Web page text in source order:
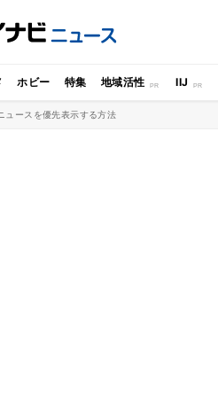
ホビー 特集 地域活性 IIJ
ュースを優先表示する方法